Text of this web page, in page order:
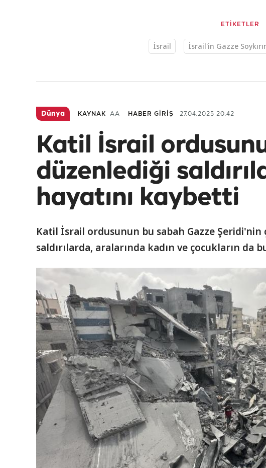
ETİKETLER
İsrail İsrail'in Gazze
Dünya KAYNAK AA HABER GİRİŞ 27.04.2025 20:42
Katil İsrail
düzenlediği
hayatını kaybetti
Katil İsrail ordusunun bu sabah Gazze
saldırılarda, aralarında kadın ve çocukların da